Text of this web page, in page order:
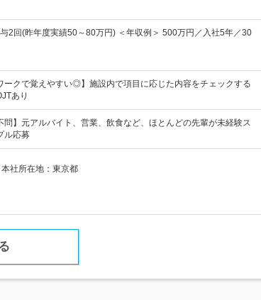
2回(昨年度実績50～80万円) ＜年収例＞ 500万円／入社5年／30
ークで覚えやすい◎】施設内で項目に応じた内容をチェックする
あり
問】元アルバイト、営業、飲食など、ほとんどの先輩が未経験ス
ル応募
社所在地：東京都